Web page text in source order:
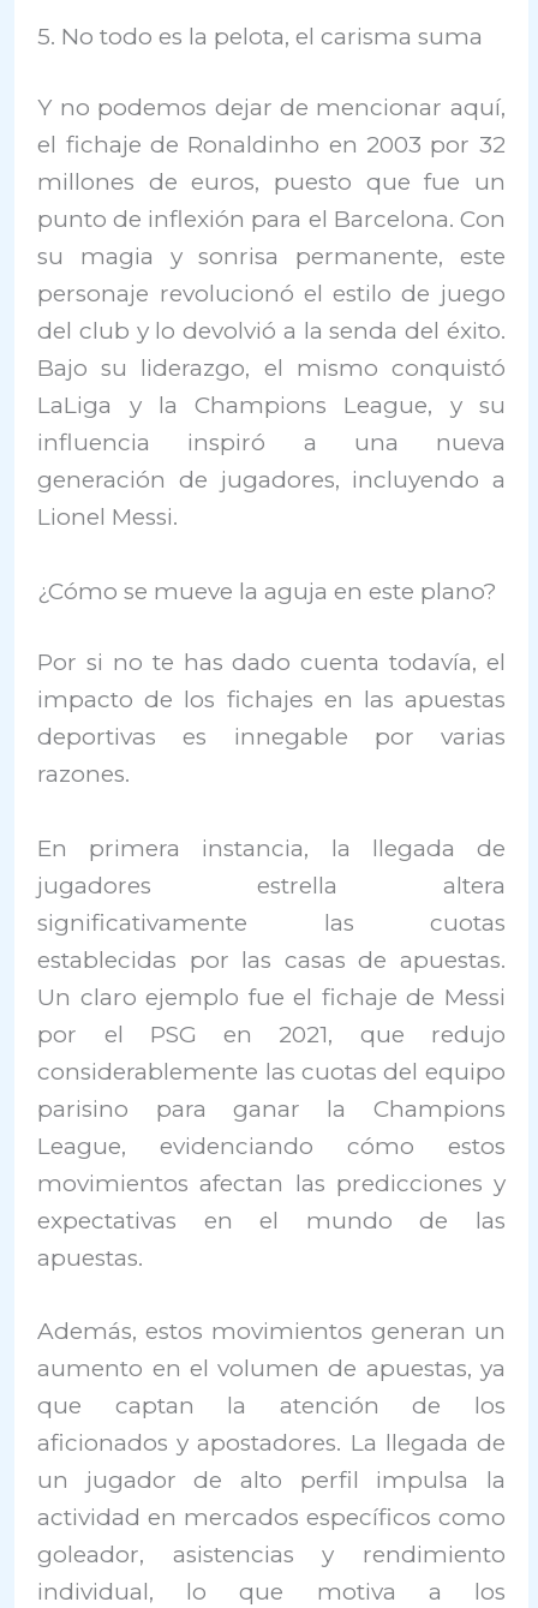
5. No todo es la pelota, el carisma suma
Y no podemos dejar de mencionar aquí,
el fichaje de Ronaldinho en 2003 por 32
millones de euros, puesto que fue un
punto de inflexión para el Barcelona. Con
su magia y sonrisa permanente, este
personaje revolucionó el estilo de juego
del club y lo devolvió a la senda del éxito.
Bajo su liderazgo, el mismo conquistó
LaLiga y la Champions League, y su
influencia inspiró a una nueva
generación de jugadores, incluyendo a
Lionel Messi.
¿Cómo se mueve la aguja en este plano?
Por si no te has dado cuenta todavía, el
impacto de los fichajes en las apuestas
deportivas es innegable por varias
razones.
En primera instancia, la llegada de
jugadores estrella altera
significativamente las cuotas
establecidas por las casas de apuestas.
Un claro ejemplo fue el fichaje de Messi
por el PSG en 2021, que redujo
considerablemente las cuotas del equipo
parisino para ganar la Champions
League, evidenciando cómo estos
movimientos afectan las predicciones y
expectativas en el mundo de las
apuestas.
Además, estos movimientos generan un
aumento en el volumen de apuestas, ya
que captan la atención de los
aficionados y apostadores. La llegada de
un jugador de alto perfil impulsa la
actividad en mercados específicos como
goleador, asistencias y rendimiento
individual, lo que motiva a los